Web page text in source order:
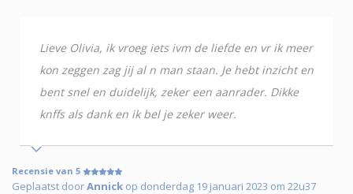
Lieve Olivia, ik vroeg iets ivm de liefde en vr ik meer
kon zeggen zag jij al n man staan. Je hebt inzicht en
bent snel en duidelijk, zeker een aanrader. Dikke
knffs als dank en ik bel je zeker weer.
Recensie van 5
Geplaatst doorAnnick op donderdag 19 januari 2023 om 22u37